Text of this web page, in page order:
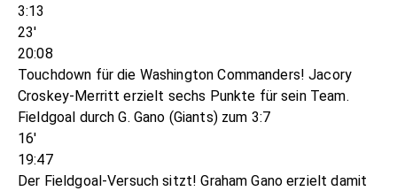
3:13
23'
20:08
Touchdown für die Washington Commanders! Jacory
Croskey-Merritt erzielt sechs Punkte für sein Team.
Fieldgoal durch G. Gano (Giants) zum 3:7
16'
19:47
Der Fieldgoal-Versuch sitzt! Graham Gano erzielt damit